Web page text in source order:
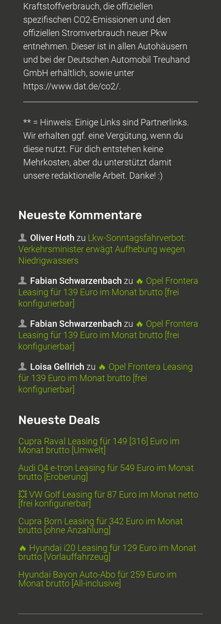
Kraftstoffverbrauch, die offiziellen
spezifischen CO2-Emissionen und den
offiziellen Stromverbrauch neuer Pkw
entnehmen. Dieser ist in allen Autohäusern
und bei der Deutschen Automobil Treuhand
GmbH erhältlich, sowie unter
https://www.dat.de/co2/.
** = Hinweis: Einige Links sind Partnerlinks.
Wir erhalten ggf. eine Vergütung, wenn du
diese nutzt. Für dich entstehen keine
Mehrkosten, aber du unterstützt damit
unsere redaktionelle Arbeit. Danke! :)
Neueste Kommentare
Oliver Hoth zu Lkw-Sonntagsfahrverbot:
Verkehrsminister erwägt Aufhebung wegen
Niedrigwassers
Fabian Schwarzenbach zu 🔥 Opel Frontera
Leasing für 139 Euro im Monat brutto [frei
konfigurierbar]
Fabian Schwarzenbach zu 🔥 Opel Frontera
Leasing für 139 Euro im Monat brutto [frei
konfigurierbar]
Loisa Gellrich zu 🔥 Opel Frontera Leasing
für 139 Euro im Monat brutto [frei
konfigurierbar]
Neueste Deals
Cupra Raval Leasing für 149 [316] Euro im
Monat brutto [Umwelt]
Audi Q4 e-tron Leasing für 549 Euro im Monat
brutto [Eroberung]
💥 VW Golf Leasing für 87 Euro im Monat netto
[frei konfigurierbar]
Cupra Born Leasing für 342 Euro im Monat
brutto [ohne Anzahlung]
🔥 Hyundai i20 Leasing für 129 Euro im Monat
brutto [Vorlauffahrzeug]
Hyundai Bayon Auto-Abo für 259 Euro im
Monat brutto [All-inclusive]